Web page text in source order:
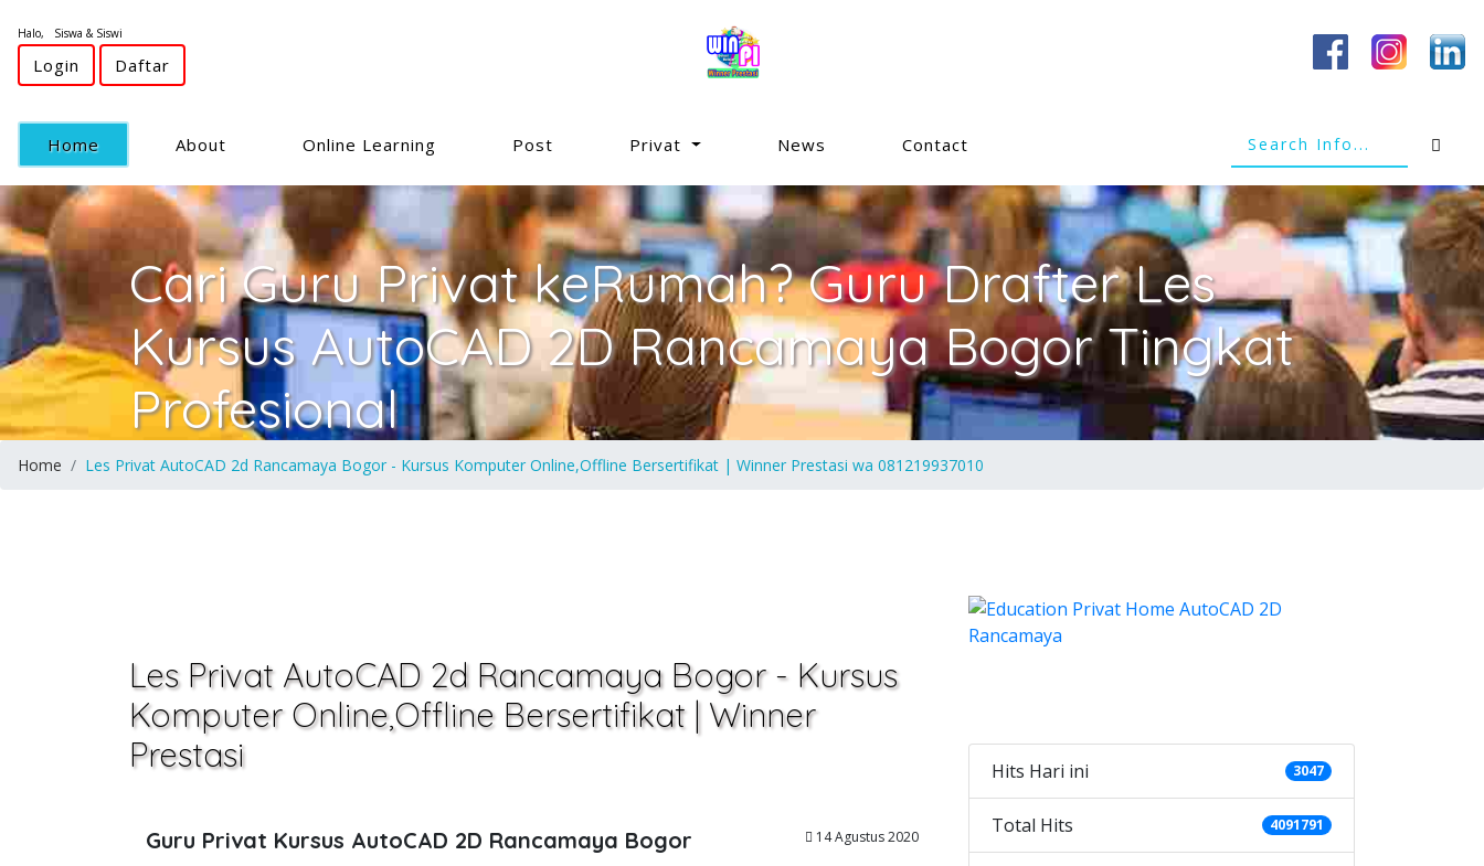
Halo, Siswa & Siswi
Login Daftar
Home(current) About Online Learning Post Privat News Contact
Cari Guru Privat keRumah? Guru Drafter Les
Kursus AutoCAD 2D Rancamaya Bogor Tingkat
Profesional
Home Les Privat AutoCAD 2d Rancamaya Bogor - Kursus Komputer Online,Offline Bersertifikat | Winner Prestasi wa 081219937010
Les Privat AutoCAD 2d Rancamaya Bogor - Kursus
Komputer Online,Offline Bersertifikat | Winner
Prestasi
14 Agustus 2020
Guru Privat Kursus AutoCAD 2D Rancamaya Bogor
Hits Hari ini 3047
Total Hits 4091791